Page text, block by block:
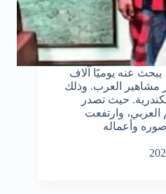
عنه يوميًا آلاف
مشاهير العرب. وذلك
حيث تصدر
العربي، وارتفعت
وأعماله